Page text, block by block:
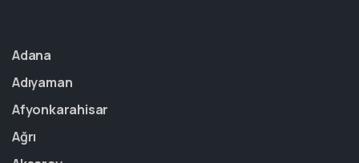
Adana
Adıyaman
Afyonkarahisar
Ağrı